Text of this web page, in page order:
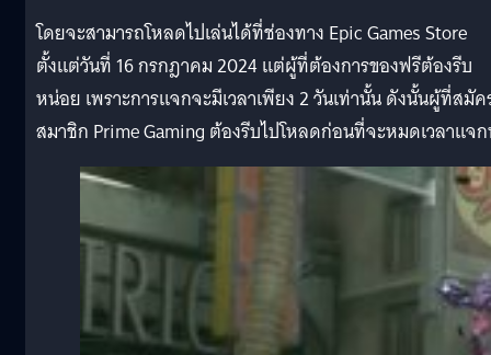
โดยจะสามารถโหลดไปเล่นได้ที่ช่องทาง Epic Games Store
ตั้งแต่วันที่ 16 กรกฎาคม 2024 แต่ผู้ที่ต้องการของฟรีต้องรีบ
หน่อย เพราะการแจกจะมีเวลาเพียง 2 วันเท่านั้น ดังนั้นผู้ที่สมัค
สมาชิก Prime Gaming ต้องรีบไปโหลดก่อนที่จะหมดเวลาแจ